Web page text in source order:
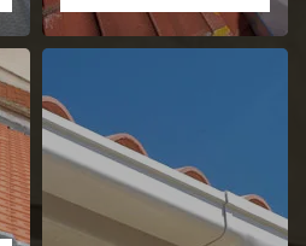
Etanchéité de
faitage et faitière
31